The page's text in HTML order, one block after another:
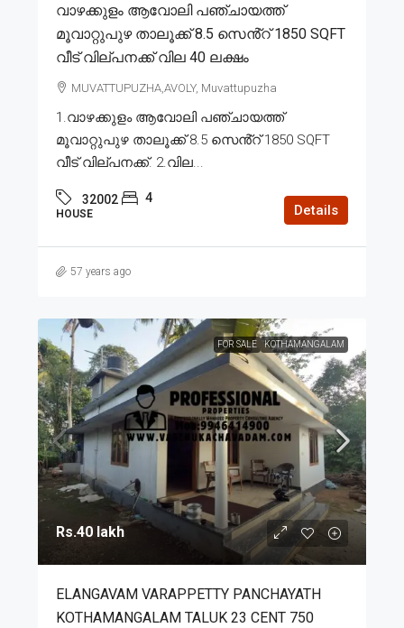
വാഴക്കുളം ആവോലി പഞ്ചായത്ത്
മൂവാറ്റുപുഴ താലൂക്ക് 8.5 സെൻ്റ് 1850 SQFT
വീട് വില്പനക്ക് വില 40 ലക്ഷം
MUVATTUPUZHA,AVOLY, Muvattupuzha
1.വാഴക്കുളം ആവോലി പഞ്ചായത്ത്
മൂവാറ്റുപുഴ താലൂക്ക് 8.5 സെൻ്റ് 1850 SQFT
വീട് വില്പനക്ക്. 2.വില...
32002 4
HOUSE Details
57 years ago
FOR SALE KOTHAMANGALAM
Rs.40 lakh
ELANGAVAM VARAPPETTY PANCHAYATH
KOTHAMANGALAM TALUK 23 CENT 750